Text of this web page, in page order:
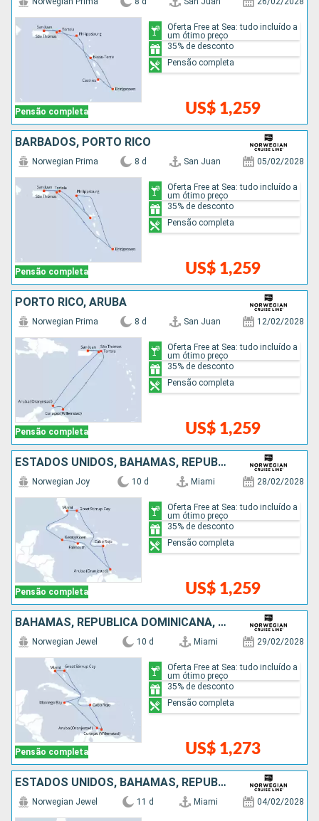
Pensão completa US$ 1,259
Oferta Free at Sea: tudo incluído a
um ótimo preço
35% de desconto
Pensão completa
BARBADOS, PORTO RICO
Pensão completa
Norwegian Prima 8 d San Juan 05/02/2028
US$ 1,259
Oferta Free at Sea: tudo incluído a
um ótimo preço
35% de desconto
Pensão completa
PORTO RICO, ARUBA
Pensão completa
Norwegian Prima 8 d San Juan 12/02/2028
US$ 1,259
Oferta Free at Sea: tudo incluído a
um ótimo preço
35% de desconto
Pensão completa
ESTADOS UNIDOS, BAHAMAS, REPUBLICA DOMINICANA, ARUBA, JAMAICA, ISLAS CAIMÁN
Pensão completa
Norwegian Joy 10 d Miami 28/02/2028
US$ 1,259
Oferta Free at Sea: tudo incluído a
um ótimo preço
35% de desconto
Pensão completa
BAHAMAS, REPUBLICA DOMINICANA, ARUBA, JAMAICA, ESTADOS UNIDOS
Pensão completa
Norwegian Jewel 10 d Miami 29/02/2028
US$ 1,273
Oferta Free at Sea: tudo incluído a
um ótimo preço
35% de desconto
Pensão completa
ESTADOS UNIDOS, BAHAMAS, REPUBLICA DOMINICANA, ARUBA, JAMAICA, ISLAS CAIMÁN
Norwegian Jewel 11 d Miami 04/02/2028